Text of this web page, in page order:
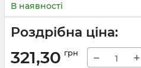
В наявності
Роздрібна ціна:
321,30 грн − +